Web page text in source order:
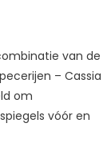
van de
– Cassia
om
vóór en